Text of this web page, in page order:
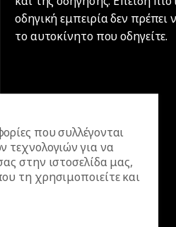
οδηγική εμπειρία δεν
το αυτοκίνητο που οδηγείτε.
που συλλέγονται
τεχνολογιών για να
στην ιστοσελίδα μας,
τη χρησιμοποιείτε και